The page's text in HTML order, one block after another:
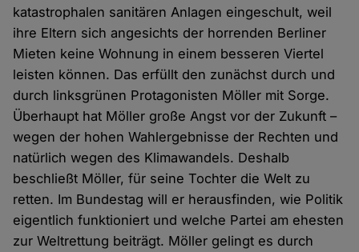
katastrophalen sanitären Anlagen eingeschult, weil
ihre Eltern sich angesichts der horrenden Berliner
Mieten keine Wohnung in einem besseren Viertel
leisten können. Das erfüllt den zunächst durch und
durch linksgrünen Protagonisten Möller mit Sorge.
Überhaupt hat Möller große Angst vor der Zukunft –
wegen der hohen Wahlergebnisse der Rechten und
natürlich wegen des Klimawandels. Deshalb
beschließt Möller, für seine Tochter die Welt zu
retten. Im Bundestag will er herausfinden, wie Politik
eigentlich funktioniert und welche Partei am ehesten
zur Weltrettung beiträgt. Möller gelingt es durch